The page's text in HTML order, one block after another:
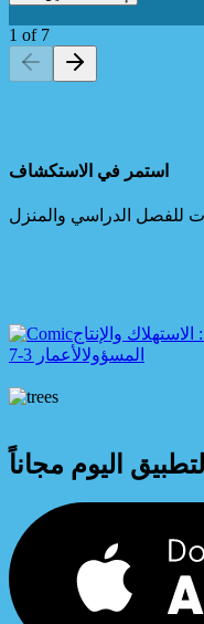
1 of 7
استمر في الاستكشاف
للفصل الدراسي والمنزل
12: الاستهلاك والإنتاج
المسؤولالأعمار 3-7